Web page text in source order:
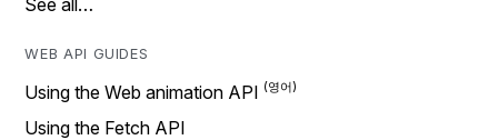
See all…
WEB API GUIDES
Using the Web animation API
Using the Fetch API